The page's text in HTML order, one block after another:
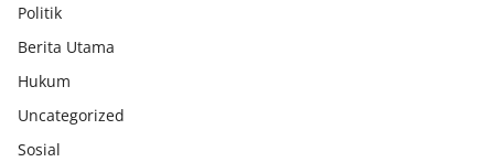
Politik
Berita Utama
Hukum
Uncategorized
Sosial